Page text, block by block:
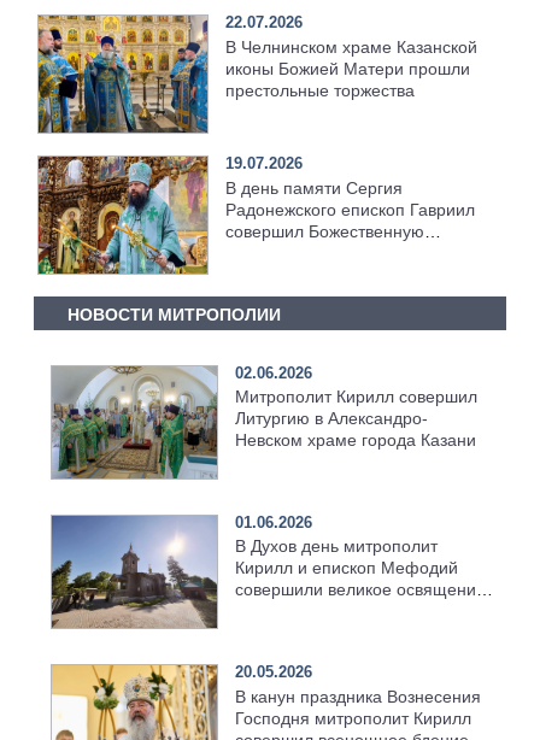
22.07.2026
В Челнинском храме Казанской
иконы Божией Матери прошли
престольные торжества
19.07.2026
В день памяти Сергия
Радонежского епископ Гавриил
совершил Божественную
НОВОСТИ МИТРОПОЛИИ
02.06.2026
Митрополит Кирилл совершил
Литургию в Александро-
Невском храме города Казани
01.06.2026
В Духов день митрополит
Кирилл и епископ Мефодий
совершили великое освящение
20.05.2026
В канун праздника Вознесения
Господня митрополит Кирилл